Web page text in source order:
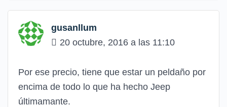
gusanllum
20 octubre, 2016 a las 11:10
Por ese precio, tiene que estar un peldaño por
encima de todo lo que ha hecho Jeep
últimamante.